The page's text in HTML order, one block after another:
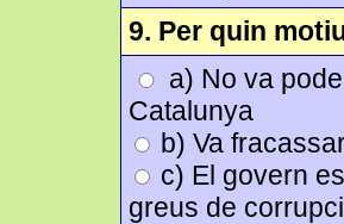
9. Per quin
a) No va
Catalunya
b) Va
c) El govern
greus de